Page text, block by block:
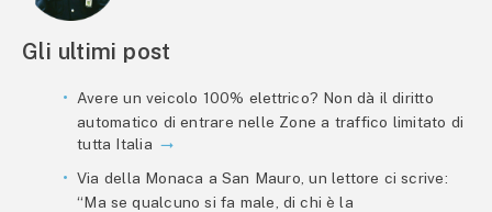
Gli ultimi post
Avere un veicolo 100% elettrico? Non dà il diritto
automatico di entrare nelle Zone a traffico limitato di
tutta Italia
Via della Monaca a San Mauro, un lettore ci scrive:
“Ma se qualcuno si fa male, di chi è la